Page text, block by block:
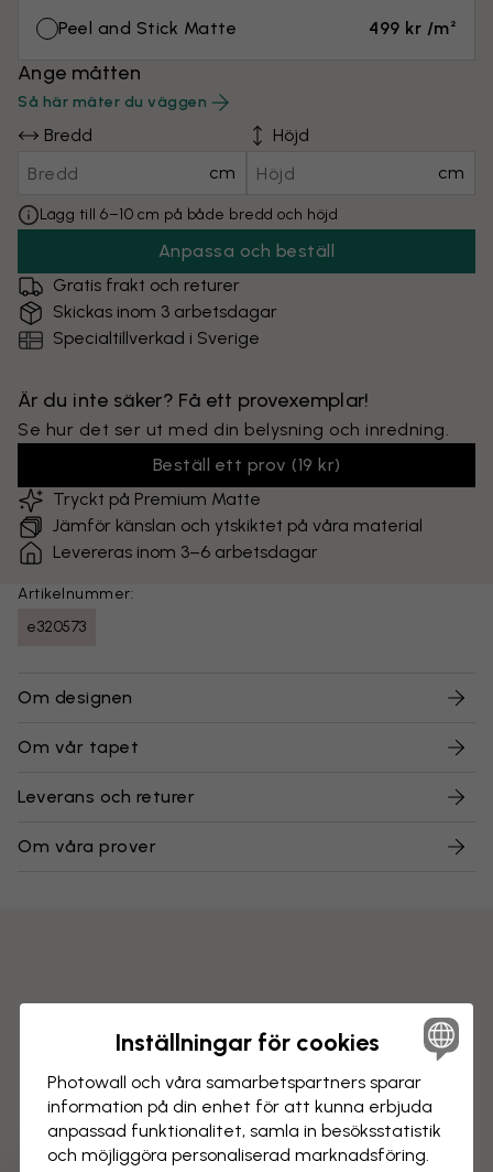
Peel and Stick Matte 499 kr /m²
Ange måtten
Så här mäter du väggen
Bredd
cm
Höjd
cm
Lägg till 6–10 cm på både bredd och höjd
Anpassa och beställ
Gratis frakt och returer
Skickas inom 3 arbetsdagar
Specialtillverkad i Sverige
Är du inte säker? Få ett provexemplar!
Se hur det ser ut med din belysning och inredning.
Beställ ett prov (19 kr)
Tryckt på Premium Matte
Jämför känslan och ytskiktet på våra material
Levereras inom 3–6 arbetsdagar
Artikelnummer:
e320573
Om designen
Om vår tapet
Leverans och returer
Om våra prover
Inställningar för cookies
Photowall och våra samarbets­partners sparar
information på din enhet för att kunna erbjuda
anpassad funktionalitet, samla in besöks­statistik
och möjliggöra personaliserad marknads­föring.